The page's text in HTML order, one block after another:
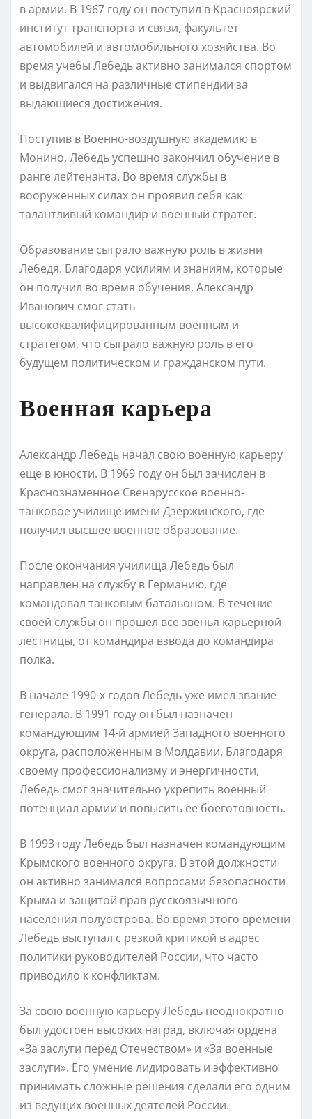
в армии. В 1967 году он поступил в Красноярский
институт транспорта и связи, факультет
автомобилей и автомобильного хозяйства. Во
время учебы Лебедь активно занимался спортом
и выдвигался на различные стипендии за
выдающиеся достижения.
Поступив в Военно-воздушную академию в
Монино, Лебедь успешно закончил обучение в
ранге лейтенанта. Во время службы в
вооруженных силах он проявил себя как
талантливый командир и военный стратег.
Образование сыграло важную роль в жизни
Лебедя. Благодаря усилиям и знаниям, которые
он получил во время обучения, Александр
Иванович смог стать
высококвалифицированным военным и
стратегом, что сыграло важную роль в его
будущем политическом и гражданском пути.
Военная карьера
Александр Лебедь начал свою военную карьеру
еще в юности. В 1969 году он был зачислен в
Краснознаменное Свенарусское военно-
танковое училище имени Дзержинского, где
получил высшее военное образование.
После окончания училища Лебедь был
направлен на службу в Германию, где
командовал танковым батальоном. В течение
своей службы он прошел все звенья карьерной
лестницы, от командира взвода до командира
полка.
В начале 1990-х годов Лебедь уже имел звание
генерала. В 1991 году он был назначен
командующим 14-й армией Западного военного
округа, расположенным в Молдавии. Благодаря
своему профессионализму и энергичности,
Лебедь смог значительно укрепить военный
потенциал армии и повысить ее боеготовность.
В 1993 году Лебедь был назначен командующим
Крымского военного округа. В этой должности
он активно занимался вопросами безопасности
Крыма и защитой прав русскоязычного
населения полуострова. Во время этого времени
Лебедь выступал с резкой критикой в адрес
политики руководителей России, что часто
приводило к конфликтам.
За свою военную карьеру Лебедь неоднократно
был удостоен высоких наград, включая ордена
«За заслуги перед Отечеством» и «За военные
заслуги». Его умение лидировать и эффективно
принимать сложные решения сделали его одним
из ведущих военных деятелей России.